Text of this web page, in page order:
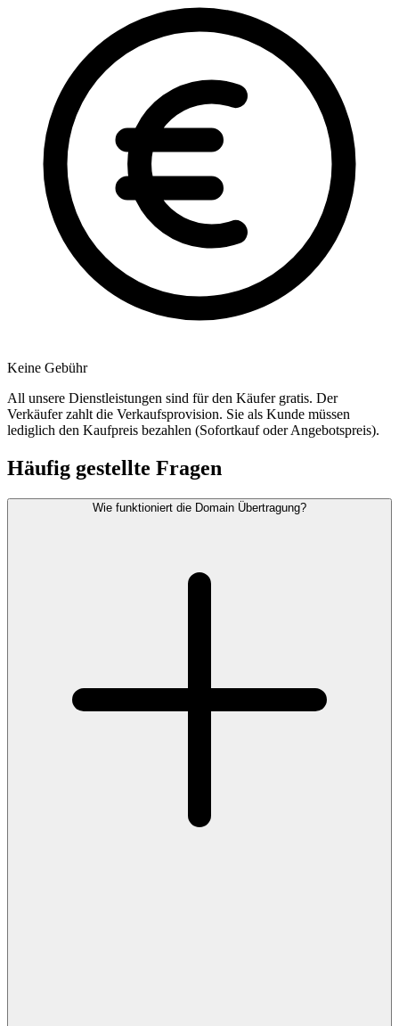
Keine Gebühr
All unsere Dienstleistungen sind für den Käufer gratis. Der
Verkäufer zahlt die Verkaufsprovision. Sie als Kunde müssen
lediglich den Kaufpreis bezahlen (Sofortkauf oder Angebotspreis).
Häufig gestellte Fragen
Wie funktioniert die Domain Übertragung?